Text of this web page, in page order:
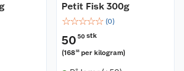
Petit Fisk 300g
☆☆☆☆☆ (0)
50 50 stk
(16833 per kilogram)